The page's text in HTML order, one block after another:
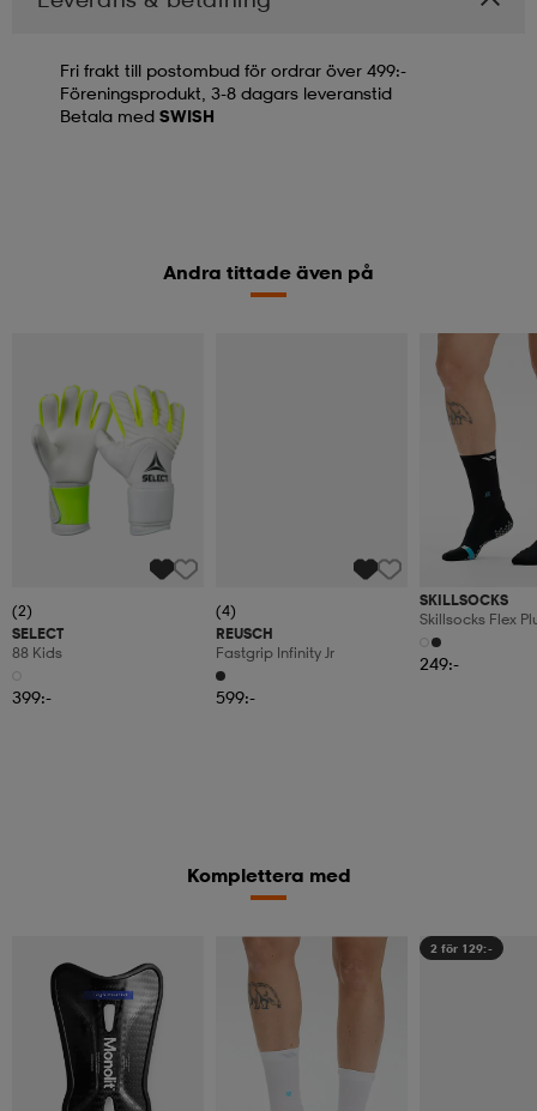
Fri frakt till postombud för ordrar över 499:-
Föreningsprodukt, 3-8 dagars leveranstid
Betala med SWISH
Andra tittade även på
(2)
SELECT
88 Kids
399:-
(4)
REUSCH
Fastgrip Infinity Jr
599:-
SKILLSOCKS
Skillsocks Flex
249:-
Komplettera med
2 för 129:-